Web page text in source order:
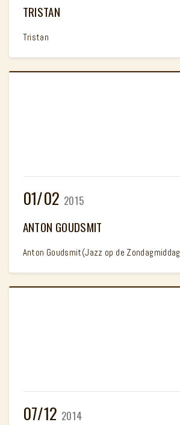
TRISTAN
Tristan
01/02 2015
ANTON GOUDSMIT
Anton Goudsmit(Jazz op de Zondagmiddag
07/12 2014